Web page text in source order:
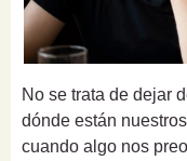
No se trata de dejar
dónde están
cuando algo nos